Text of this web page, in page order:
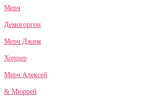
Мерч
Демогоргон
Мерч Джим
Хоппер
Мерч Алексей
& Мюррей